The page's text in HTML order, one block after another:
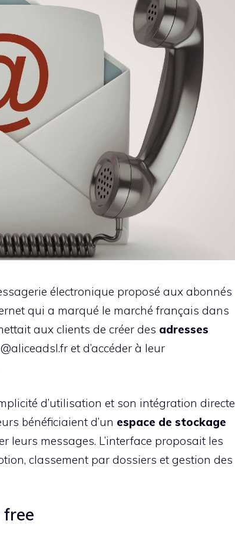
électronique proposé aux abonnés
qui a marqué le marché français dans
aux clients de créer des adresses
et d’accéder à leur
d’utilisation et son intégration directe
bénéficiaient d’un espace de stockage
leurs messages. L’interface proposait les
classement par dossiers et gestion des